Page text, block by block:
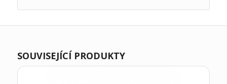
SOUVISEJÍCÍ PRODUKTY